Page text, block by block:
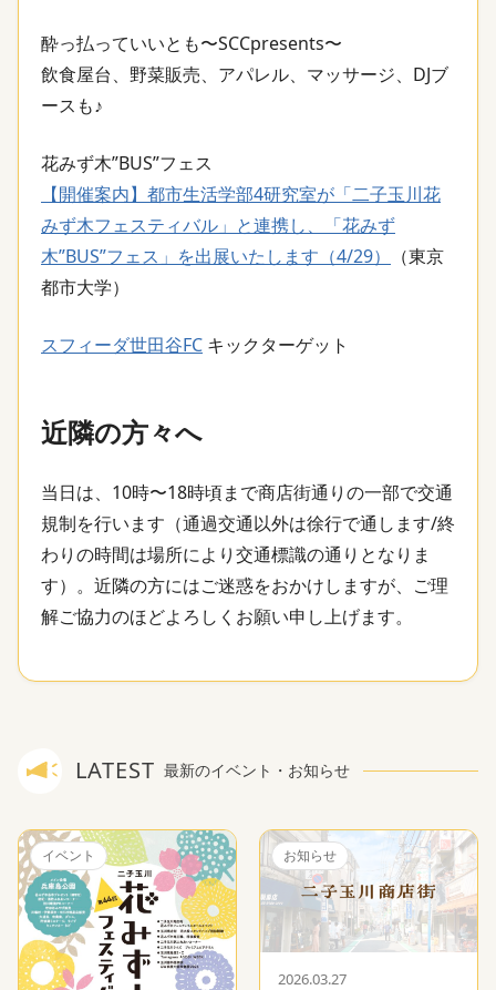
酔っ払っていいとも〜SCCpresents〜
飲食屋台、野菜販売、アパレル、マッサージ、DJブ
ースも♪
花みず木”BUS”フェス
【開催案内】都市生活学部4研究室が「二子玉川花
みず木フェスティバル」と連携し、「花みず
木”BUS”フェス」を出展いたします（4/29）
（東京
都市大学）
スフィーダ世田谷FC キックターゲット
近隣の方々へ
当日は、10時〜18時頃まで商店街通りの一部で交通
規制を行います（通過交通以外は徐行で通します/終
わりの時間は場所により交通標識の通りとなりま
す）。近隣の方にはご迷惑をおかけしますが、ご理
解ご協力のほどよろしくお願い申し上げます。
LATEST 最新のイベント・お知らせ
イベント お知らせ
2026.03.27